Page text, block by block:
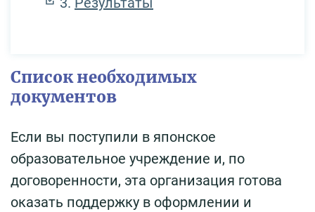
Список необходимых
документов
Если вы поступили в японское
образовательное учреждение и, по
договоренности, эта организация готова
оказать поддержку в оформлении и